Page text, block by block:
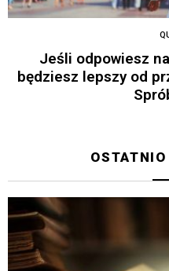
Jeśli odpowiesz
będziesz lepszy od